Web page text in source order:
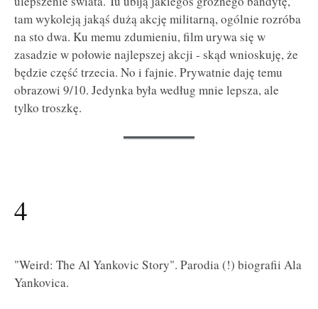
tam wykoleją jakąś dużą akcję militarną, ogólnie rozróba
na sto dwa. Ku memu zdumieniu, film urywa się w
zasadzie w połowie najlepszej akcji - skąd wnioskuję, że
będzie część trzecia. No i fajnie. Prywatnie daję temu
obrazowi 9/10. Jedynka była według mnie lepsza, ale
tylko troszkę.
4
"Weird: The Al Yankovic Story". Parodia (!) biografii Ala
Yankovica.